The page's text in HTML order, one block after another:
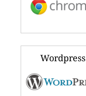
Wordpress